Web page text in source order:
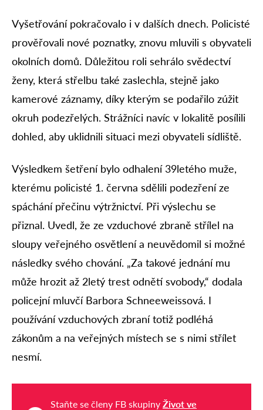
Vyšetřování pokračovalo i v dalších dnech. Policisté
prověřovali nové poznatky, znovu mluvili s obyvateli
okolních domů. Důležitou roli sehrálo svědectví
ženy, která střelbu také zaslechla, stejně jako
kamerové záznamy, díky kterým se podařilo zúžit
okruh podezřelých. Strážníci navíc v lokalitě posílili
dohled, aby uklidnili situaci mezi obyvateli sídliště.
Výsledkem šetření bylo odhalení 39letého muže,
kterému policisté 1. června sdělili podezření ze
spáchání přečinu výtržnictví. Při výslechu se
přiznal. Uvedl, že ze vzduchové zbraně střílel na
sloupy veřejného osvětlení a neuvědomil si možné
následky svého chování. „Za takové jednání mu
může hrozit až 2letý trest odnětí svobody,“ dodala
policejní mluvčí Barbora Schneeweissová. I
používání vzduchových zbraní totiž podléhá
zákonům a na veřejných místech se s nimi střílet
nesmí.
Staňte se členy FB skupiny Život ve